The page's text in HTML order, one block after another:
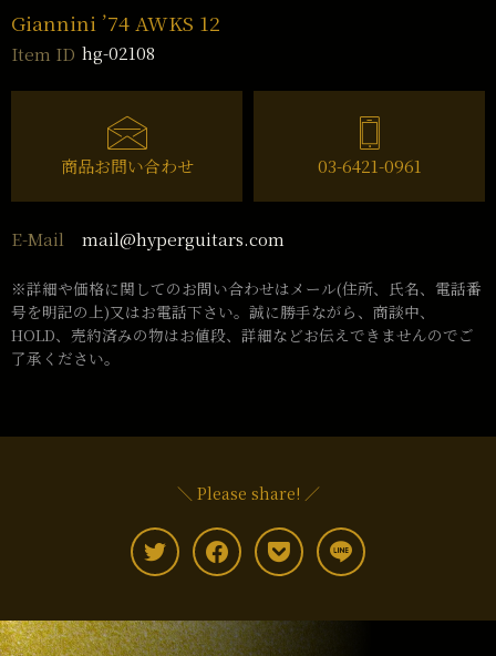
Giannini ’74 AWKS 12
Item ID hg-02108
商品お問い合わせ 03-6421-0961
E-Mail mail@hyperguitars.com
※詳細や価格に関してのお問い合わせはメール(住所、氏名、電話番
号を明記の上)又はお電話下さい。誠に勝手ながら、商談中、
HOLD、売約済みの物はお値段、詳細などお伝えできませんのでご
了承ください。
＼ Please share! ／